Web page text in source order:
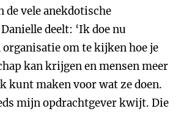
vele anekdotische
deelt: ‘Ik doe nu
om te kijken hoe je
kan krijgen en mensen meer
kunt maken voor wat ze doen.
mijn opdrachtgever kwijt. Die